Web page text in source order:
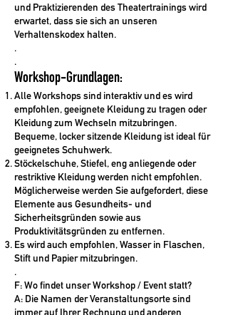
und Praktizierenden des Theatertrainings wird
erwartet, dass sie sich an unseren
Verhaltenskodex halten.
.
.
Workshop-Grundlagen:
Alle Workshops sind interaktiv und es wird
empfohlen, geeignete Kleidung zu tragen oder
Kleidung zum Wechseln mitzubringen.
Bequeme, locker sitzende Kleidung ist ideal für
geeignetes Schuhwerk.
Stöckelschuhe, Stiefel, eng anliegende oder
restriktive Kleidung werden nicht empfohlen.
Möglicherweise werden Sie aufgefordert, diese
Elemente aus Gesundheits- und
Sicherheitsgründen sowie aus
Produktivitätsgründen zu entfernen.
Es wird auch empfohlen, Wasser in Flaschen,
Stift und Papier mitzubringen.
.
F: Wo findet unser Workshop / Event statt?
A: Die Namen der Veranstaltungsorte sind
immer auf Ihrer Rechnung und anderen